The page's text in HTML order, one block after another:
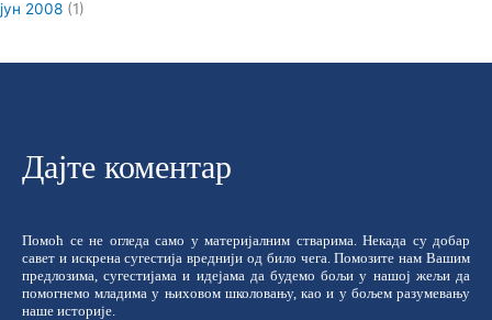
јун 2008 (1)
Дајте коментар
Помоћ се не огледа само у материјалним стварима. Некада су добар
савет и искрена сугестија вреднији од било чега. Помозите нам Вашим
предлозима, сугестијама и идејама да будемо бољи у нашој жељи да
помогнемо младима у њиховом школовању, као и у бољем разумевању
наше историје.